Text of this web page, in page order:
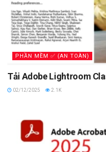
PHẦN MỀM ✅ (AN TOÀN)
Tải Adobe Lightroom
02/12/2025 2.1K